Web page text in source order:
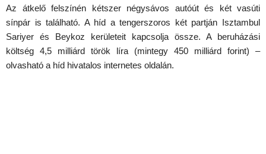
Az átkelő felszínén kétszer négysávos autóút és két vasúti
sínpár is található. A híd a tengerszoros két partján Isztambul
Sariyer és Beykoz kerületeit kapcsolja össze. A beruházási
költség 4,5 milliárd török líra (mintegy 450 milliárd forint) –
olvasható a híd hivatalos internetes oldalán.